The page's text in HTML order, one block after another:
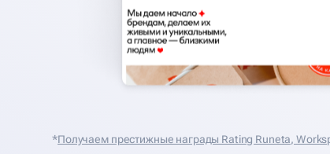
*Получаем престижные награды Rating Runeta,